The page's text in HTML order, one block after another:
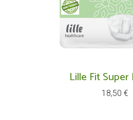
Lille Fit Super
Prix
18,50 €